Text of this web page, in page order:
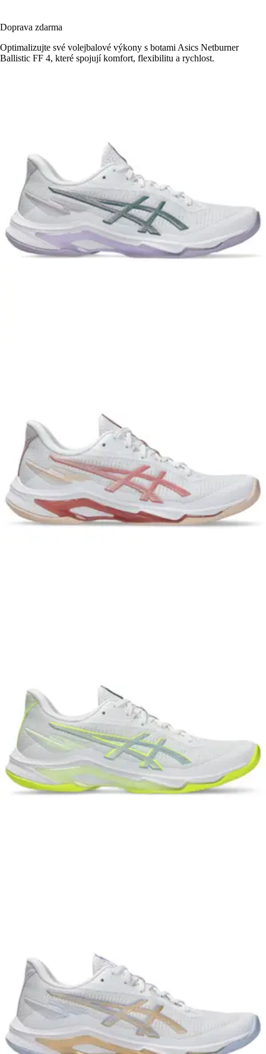
Doprava zdarma
Optimalizujte své volejbalové výkony s botami Asics Netburner
Ballistic FF 4, které spojují komfort, flexibilitu a rychlost.